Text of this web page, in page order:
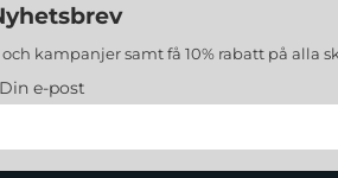
kampanjer samt få 10% rabatt på alla
Din e-post